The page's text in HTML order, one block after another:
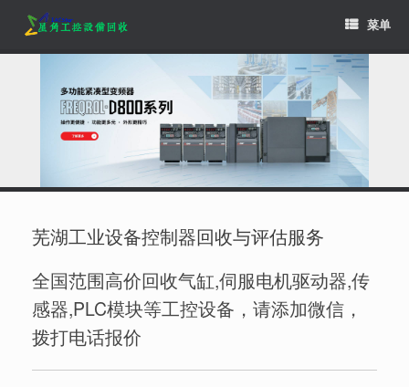
content
菜单
芜湖工业设备控制器回收与评估服务
全国范围高价回收气缸,伺服电机驱动器,传
感器,PLC模块等工控设备，请添加微信，
拨打电话报价